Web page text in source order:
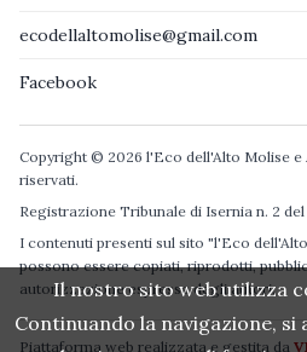
ecodellaltomolise@gmail.com
Facebook
Copyright © 2026 l'Eco dell'Alto Molise e
riservati.
Registrazione Tribunale di Isernia n. 2 del
I contenuti presenti sul sito "l'Eco
possono essere copiati, riprodotti,
autorizzazione espressa degli autori.
Piattaforma web realizzata e gestita da
Il nostro sito web utilizza
Continuando la navigazione, si